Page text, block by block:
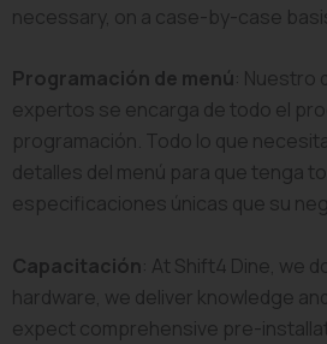
necessary, on a case-by-case
Programación de menú: Nuestro
expertos se encarga de todo el
programación. Todo lo que
detalles del menú para que tenga
especificaciones únicas que su
Capacitación: At Shift4 Dine, we
hardware, we deliver knowledge
expect comprehensive pre-